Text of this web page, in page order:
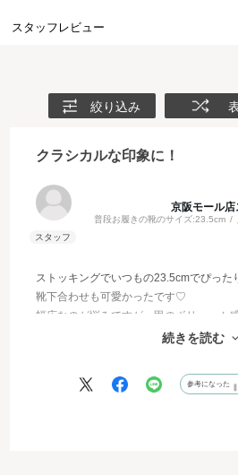
スタッフレビュー
絞り込み
クラシカルな印象に！
京阪モール店
普段お履きの靴のサイズ:23.5cm
ストッキングでいつもの23.5cmでぴった
靴下合わせも可愛かったです♡
幅広なのが悩みですが、甲のボリューム
広い部分を隠してくれました☺️キツすぎ
続きを読む
参考になった